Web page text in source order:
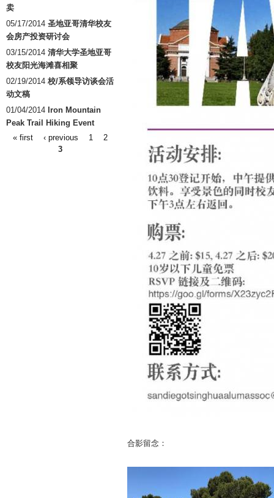
卖
05/17/2014 圣地亚哥清华校友
会房产投资研讨会
03/15/2014 清华大学圣地亚哥
校友阳光海滩喜相聚
02/19/2014 校/系领导访谈会活
动文稿
01/04/2014 Iron Mountain
Peak Trail Hiking Event
Pages
« first ‹ previous 1
2
3
合影留念：